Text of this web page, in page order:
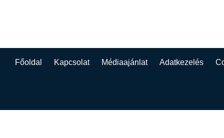
Főoldal Kapcsolat Médiaajánlat Adatkezelés